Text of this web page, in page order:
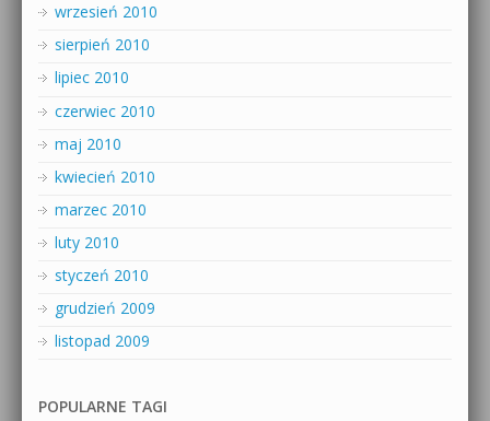
wrzesień 2010
sierpień 2010
lipiec 2010
czerwiec 2010
maj 2010
kwiecień 2010
marzec 2010
luty 2010
styczeń 2010
grudzień 2009
listopad 2009
POPULARNE TAGI